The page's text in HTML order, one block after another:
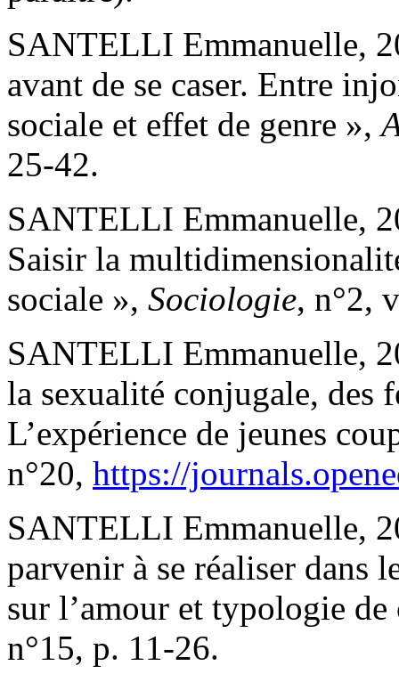
SANTELLI Emmanuelle,
avant de se caser. Entre
sociale et effet de genre »,
25-42.
SANTELLI Emmanuelle,
Saisir la
sociale », Sociologie, n°2,
SANTELLI Emmanuelle,
la sexualité conjugale, des
L’expérience de jeunes
n°20, https://
SANTELLI Emmanuelle,
parvenir à se réaliser dans
sur l’amour et typologie
n°15, p. 11-26.